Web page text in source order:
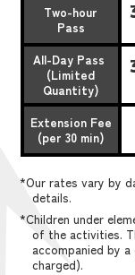
Two-hour
Pass
All-Day Pass
(Limited
Quantity)
Extension Fee
(per 30 min)
*Our rates vary by
details.
*Children under
of the activities.
accompanied by
charged).